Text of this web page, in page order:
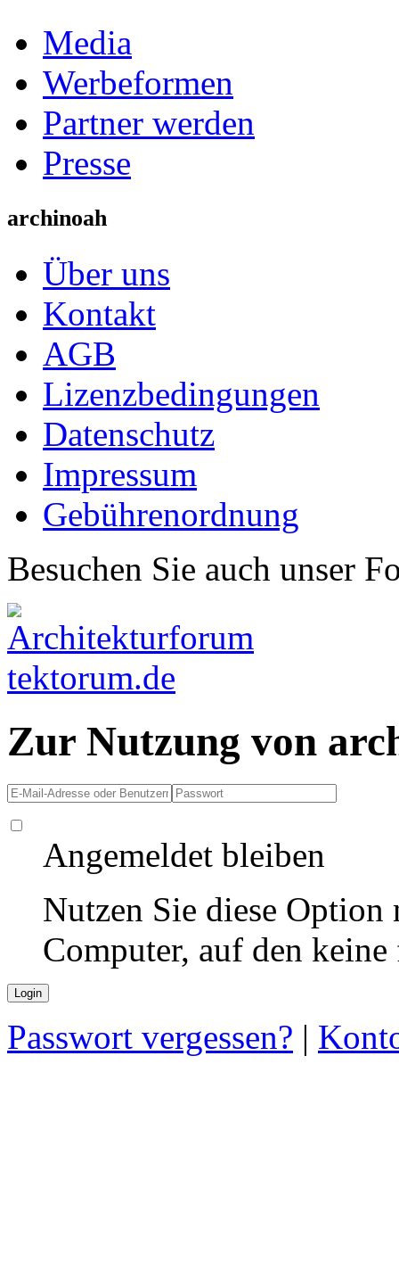
Media
Werbeformen
Partner werden
Presse
archinoah
Über uns
Kontakt
AGB
Lizenzbedingungen
Datenschutz
Impressum
Gebührenordnung
Besuchen Sie auch unser
Zur Nutzung von
Angemeldet bleiben
Nutzen Sie diese
Computer, auf den
Passwort vergessen? |